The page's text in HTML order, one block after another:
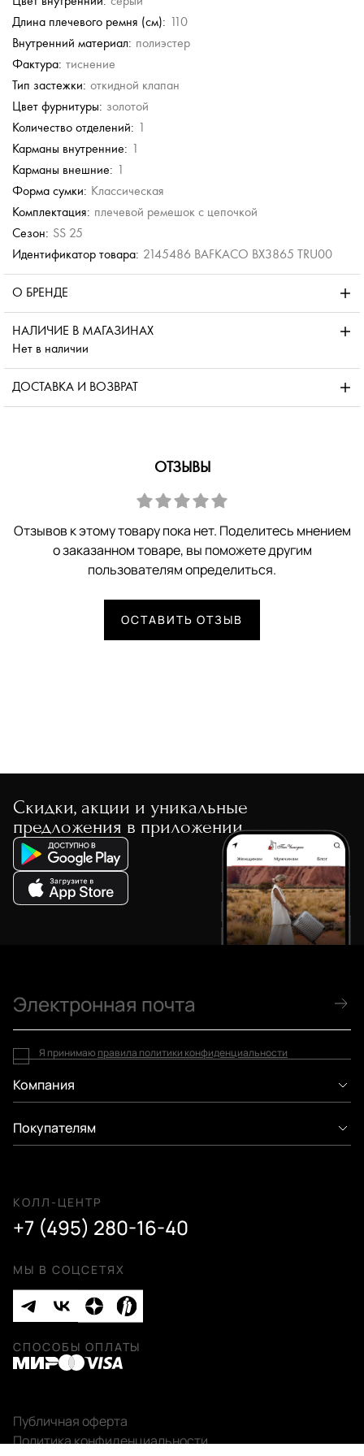
Длина плечевого ремня (см): 110
Внутренний материал: полиэстер
Фактура: тиснение
Тип застежки: откидной клапан
Цвет фурнитуры: золотой
Количество отделений: 1
Карманы внутренние: 1
Карманы внешние: 1
Форма сумки: Классическая
Комплектация: плечевой ремешок с цепочкой
Сезон: SS 25
Идентификатор товара: 2145486 BAFKACO BX3865 TRU00
О БРЕНДЕ
НАЛИЧИЕ В МАГАЗИНАХ
Нет в наличии
ДОСТАВКА И ВОЗВРАТ
ОТЗЫВЫ
Отзывов к этому товару пока нет. Поделитесь мнением
о заказанном товаре, вы поможете другим
пользователям определиться.
ОСТАВИТЬ ОТЗЫВ
Скидки, акции и уникальные
предложения в приложении
Компания
Покупателям
КОЛЛ-ЦЕНТР
+7 (495) 280-16-40
МЫ В СОЦСЕТЯХ
Я принимаю правила политики конфиденциальности
Публичная оферта
Политика конфиденциальности
СПОСОБЫ ОПЛАТЫ